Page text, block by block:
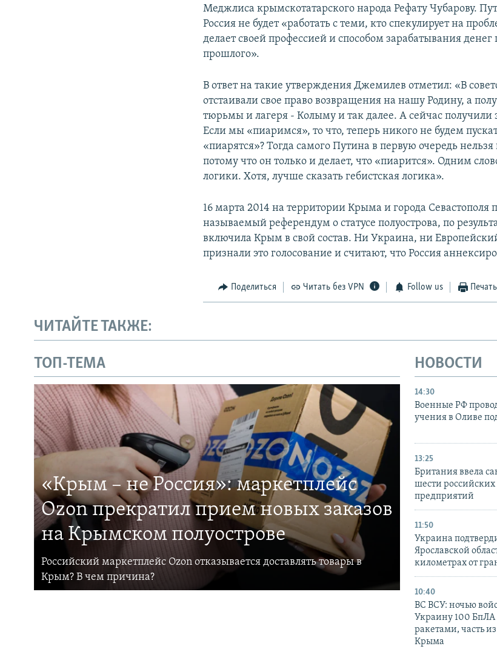
Меджлиса крымскотатарского народа Рефату Чубарову.
Россия не будет «работать с теми, кто спекулирует на
делает своей профессией и способом зарабатывания
прошлого».
В ответ на такие утверждения Джемилев отметил: «В
отстаивали свое право возвращения на нашу Родину, а
тюрьмы и лагеря - Колыму и так далее. А сейчас получили
Если мы «пиаримся», то что, теперь никого не будем
«пиарятся»? Тогда самого Путина в первую очередь нельзя
потому что он только и делает, что «пиарится». Одним
логики. Хотя, лучше сказать гебистская логика».
16 марта 2014 на территории Крыма и города Севастополя
называемый референдум о статусе полуострова, по
включила Крым в свой состав. Ни Украина, ни
признали это голосование и считают, что Россия
Поделиться Читать без VPN Follow us Печать
ЧИТАЙТЕ ТАКЖЕ:
ТОП-ТЕМА
«Крым – не Россия»: маркетплейс
Ozon прекратил прием новых заказов
на Крымском полуострове
Российский маркетплейс Ozon отказывается доставлять товары в
Крым? В чем причина?
НОВОСТИ
14:30
Военные РФ
учения в Оливе
13:25
Британия ввела
шести
предприятий
11:50
Украина
Ярославской
километрах от
10:40
ВС ВСУ: ночью
Украину 100
ракетами, часть
Крыма